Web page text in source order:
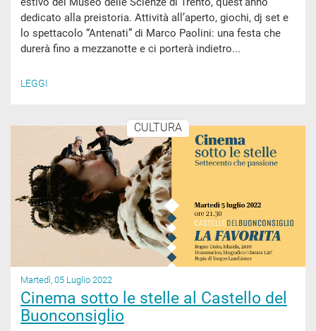
dedicato alla preistoria. Attività all’aperto, giochi, dj set e
lo spettacolo “Antenati” di Marco Paolini: una festa che
durerà fino a mezzanotte e ci porterà indietro...
LEGGI
CULTURA
Martedì, 05 Luglio 2022
Cinema sotto le stelle al Castello del
Buonconsiglio